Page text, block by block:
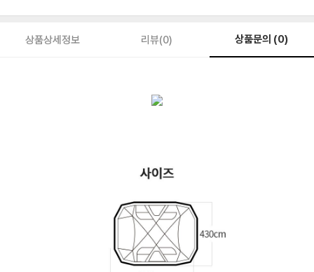
상품상세정보 리뷰(0) 상품문의 (0)